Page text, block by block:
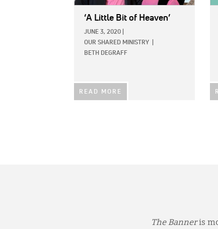
‘A Little Bit of Heaven’
JUNE 3, 2020
OUR SHARED MINISTRY
BETH DEGRAFF
READ MORE
The Banneris